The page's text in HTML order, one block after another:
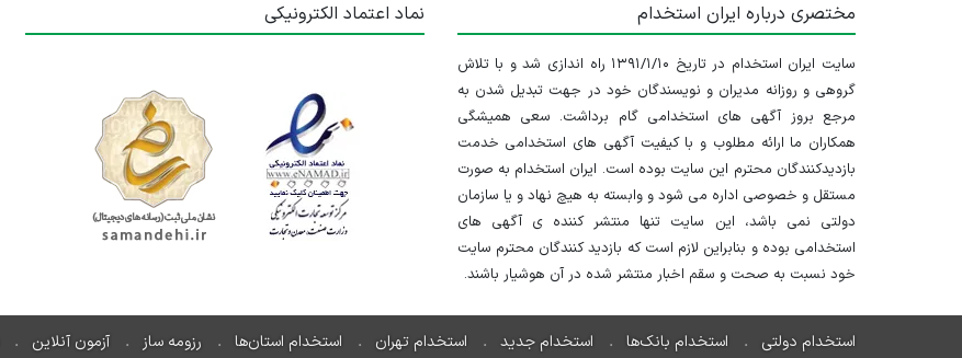
مختصری درباره ایران استخدام
سایت ایران استخدام در تاریخ ۱۳۹۱/۱/۱۰ راه اندازی شد و با تلاش
گروهی و روزانه مدیران و نویسندگان خود در جهت تبدیل شدن به
مرجع بروز آگهی های استخدامی گام برداشت. سعی همیشگی
همکاران ما ارائه مطلوب و با کیفیت آگهی های استخدامی خدمت
بازدیدکنندگان محترم این سایت بوده است. ایران استخدام به صورت
مستقل و خصوصی اداره می شود و وابسته به هیچ نهاد و یا سازمان
دولتی نمی باشد، این سایت تنها منتشر کننده ی آگهی های
استخدامی بوده و بنابراین لازم است که بازدید کنندگان محترم سایت
خود نسبت به صحت و سقم اخبار منتشر شده در آن هوشیار باشند.
نماد اعتماد الکترونیکی
استخدام دولتی استخدام بانک‌ها استخدام جدید استخدام تهران استخدام استان‌ها رزومه ساز آزمون آنلاین